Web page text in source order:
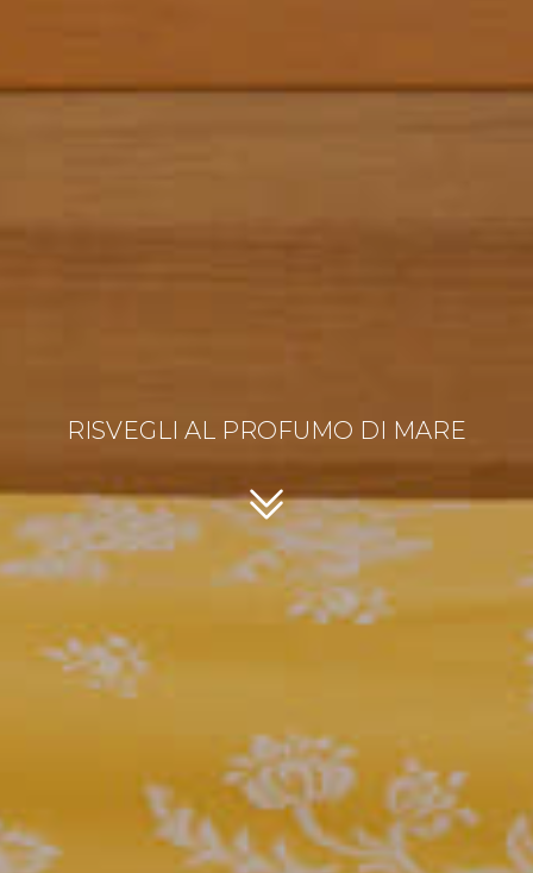
RISVEGLI AL PROFUMO DI MARE